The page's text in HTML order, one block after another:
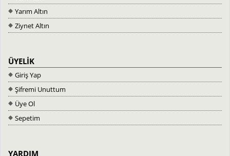
Yarım Altın
Ziynet Altın
ÜYELİK
Giriş Yap
Şifremi Unuttum
Üye Ol
Sepetim
YARDIM